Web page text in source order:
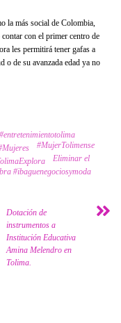
la más social de Colombia,
con el primer centro de
les permitirá tener gafas a
o de su avanzada edad ya no
#entretenimientotolima
#MujerTolimense
Eliminar el
#ibaguenegociosymoda
Dotación de
instrumentos a
Institución Educativa
Amina Melendro en
Tolima.